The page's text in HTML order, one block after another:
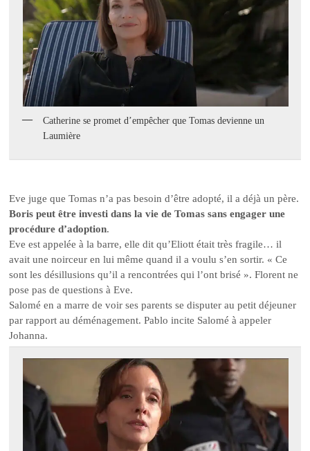
Catherine se promet d’empêcher que Tomas devienne un
Laumière
Eve juge que Tomas n’a pas besoin d’être adopté, il a déjà un père.
Boris peut être investi dans la vie de Tomas sans engager une
procédure d’adoption.
Eve est appelée à la barre, elle dit qu’Eliott était très fragile… il
avait une noirceur en lui même quand il a voulu s’en sortir. « Ce
sont les désillusions qu’il a rencontrées qui l’ont brisé ». Florent ne
pose pas de questions à Eve.
Salomé en a marre de voir ses parents se disputer au petit déjeuner
par rapport au déménagement. Pablo incite Salomé à appeler
Johanna.